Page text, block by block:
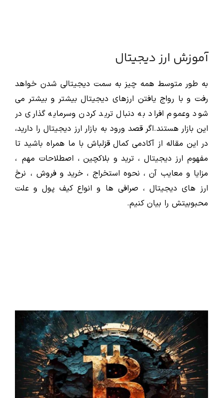
آموزش ارز دیجیتال
به طور متوسط همه چیز به سمت دیجیتالی شدن خواهد
رفت و با رواج یافتن ارزهای دیجیتال بیشتر و بیشتر می
شود وعموم افراد به دنبال ترید کردن وسرمایه گذاری در
این بازار هستند.اگر قصد ورود به بازار ارز دیجیتال را دارید،
در این مقاله از آکادمی کمال قزلباش با ما همراه باشید تا
مفهوم ارز دیجیتال ، ترید و بلاکچین ، اصطلاحات مهم ،
مزایا و معایب آن ، نحوه استخراج ، خرید و فروش ، نرخ
ارز های دیجیتال ، صرافی ها و انواع کیف پول و علت
محبوبیتش را بیان کنیم.